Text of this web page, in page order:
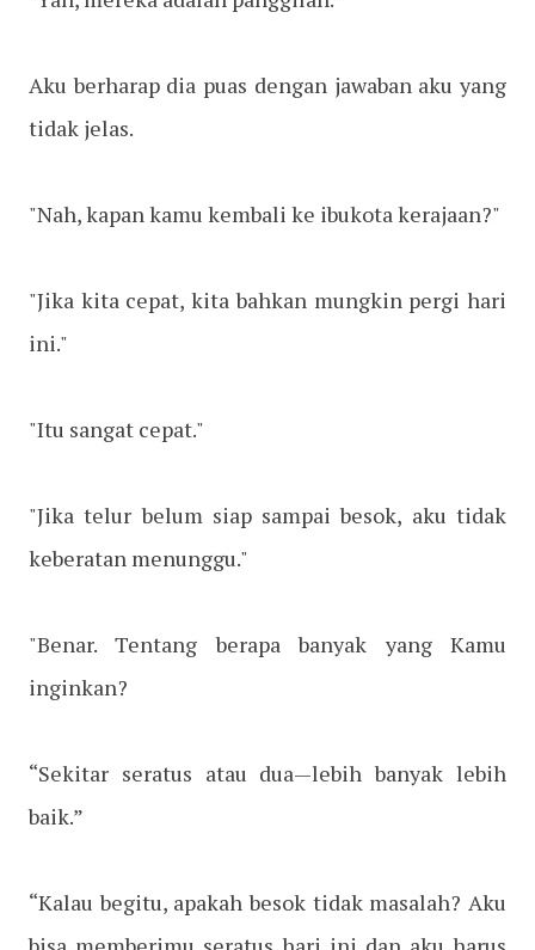
Aku berharap dia puas dengan jawaban aku yang
tidak jelas.
"Nah, kapan kamu kembali ke ibukota kerajaan?"
"Jika kita cepat, kita bahkan mungkin pergi hari
ini."
"Itu sangat cepat."
"Jika telur belum siap sampai besok, aku tidak
keberatan menunggu."
"Benar. Tentang berapa banyak yang Kamu
inginkan?
“Sekitar seratus atau dua—lebih banyak lebih
baik.”
“Kalau begitu, apakah besok tidak masalah? Aku